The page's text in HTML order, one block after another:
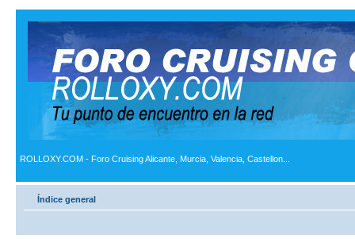
ROLLOXY.COM - Foro Cruising Alicante, Murcia, Valencia, Castellon...
Índice general